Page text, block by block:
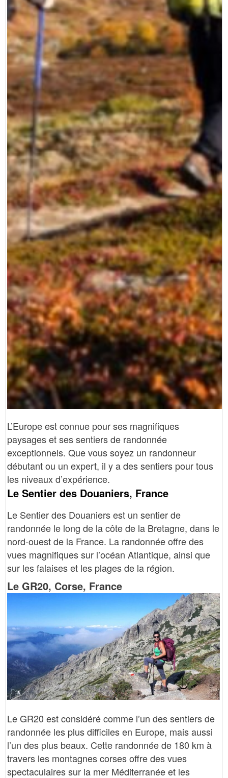
L’Europe est connue pour ses magnifiques
paysages et ses sentiers de randonnée
exceptionnels. Que vous soyez un randonneur
débutant ou un expert, il y a des sentiers pour tous
les niveaux d’expérience.
Le Sentier des Douaniers, France
Le Sentier des Douaniers est un sentier de
randonnée le long de la côte de la Bretagne, dans le
nord-ouest de la France. La randonnée offre des
vues magnifiques sur l’océan Atlantique, ainsi que
sur les falaises et les plages de la région.
Le GR20, Corse, France
Le GR20 est considéré comme l’un des sentiers de
randonnée les plus difficiles en Europe, mais aussi
l’un des plus beaux. Cette randonnée de 180 km à
travers les montagnes corses offre des vues
spectaculaires sur la mer Méditerranée et les